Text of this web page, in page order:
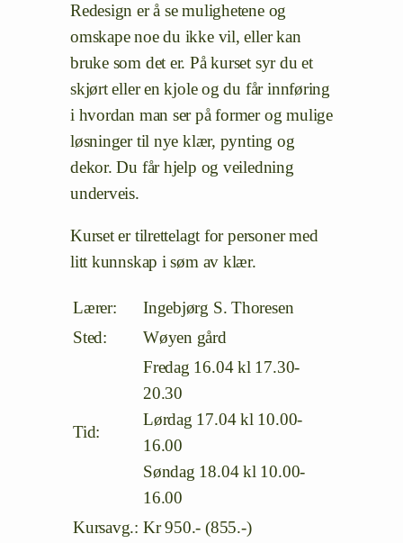
Redesign er å se mulighetene og
omskape noe du ikke vil, eller kan
bruke som det er. På kurset syr du et
skjørt eller en kjole og du får innføring
i hvordan man ser på former og mulige
løsninger til nye klær, pynting og
dekor. Du får hjelp og veiledning
underveis.
Kurset er tilrettelagt for personer med
litt kunnskap i søm av klær.
Lærer:
Ingebjørg S. Thoresen
Sted:
Wøyen gård
Tid:
Fredag 16.04 kl 17.30-
20.30
Lørdag 17.04 kl 10.00-
16.00
Søndag 18.04 kl 10.00-
16.00
Kursavg.: Kr 950.- (855.-)